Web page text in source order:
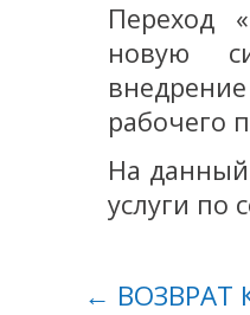
Переход
новую
рабочего
На
услуги по
← ВОЗВРАТ